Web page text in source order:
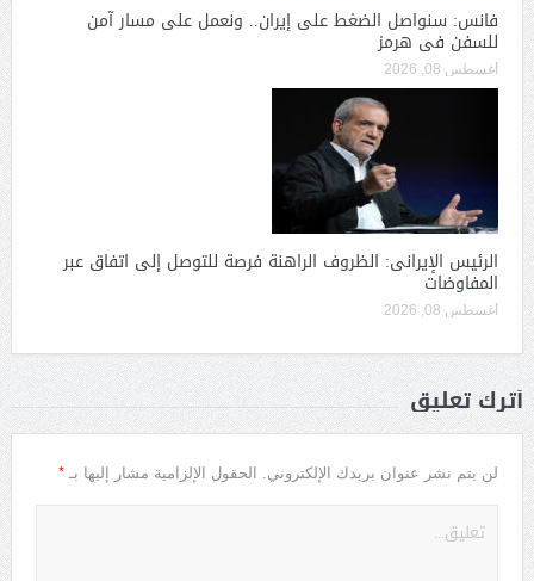
فانس: سنواصل الضغط على إيران.. ونعمل على مسار آمن
للسفن فى هرمز
أغسطس 08, 2026
الرئيس الإيرانى: الظروف الراهنة فرصة للتوصل إلى اتفاق عبر
المفاوضات
أغسطس 08, 2026
أترك تعليق
لن يتم نشر عنوان بريدك الإلكتروني. الحقول الإلزامية مشار إليها بـ *